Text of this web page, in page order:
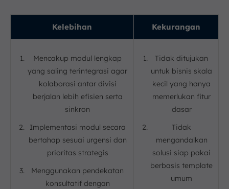
Kelebihan Kekurangan
Mencakup modul lengkap
yang saling terintegrasi agar
kolaborasi antar divisi
berjalan lebih efisien serta
sinkron
Implementasi modul secara
bertahap sesuai urgensi dan
prioritas strategis
Menggunakan pendekatan
konsultatif dengan
Tidak ditujukan
untuk bisnis skala
kecil yang hanya
memerlukan fitur
dasar
Tidak
mengandalkan
solusi siap pakai
berbasis template
umum